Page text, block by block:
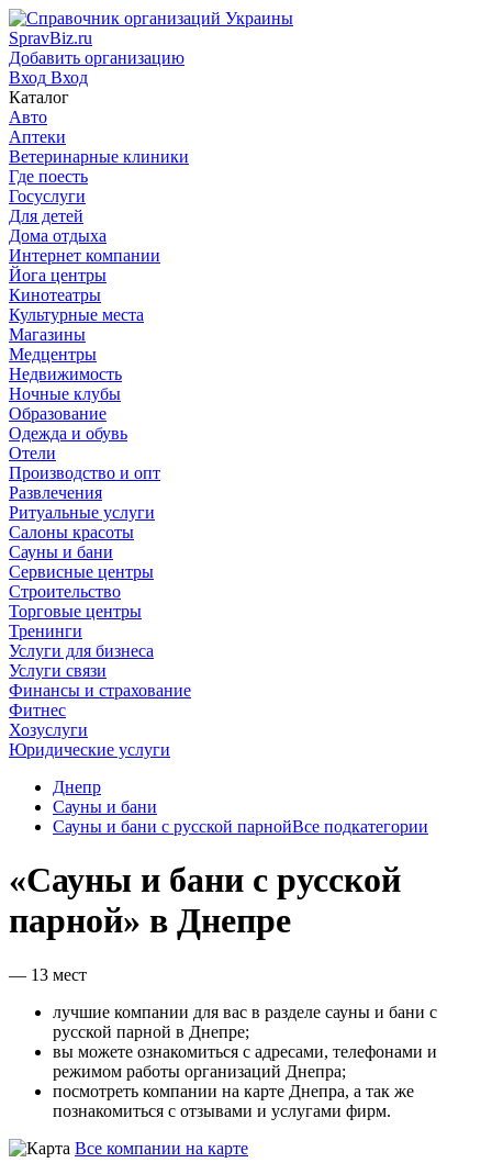
SpravBiz.ru
Добавить организацию
Вход Вход
Каталог
Авто
Аптеки
Ветеринарные клиники
Где поесть
Госуслуги
Для детей
Дома отдыха
Интернет компании
Йога центры
Кинотеатры
Культурные места
Магазины
Медцентры
Недвижимость
Ночные клубы
Образование
Одежда и обувь
Отели
Производство и опт
Развлечения
Ритуальные услуги
Салоны красоты
Сауны и бани
Сервисные центры
Строительство
Торговые центры
Тренинги
Услуги для бизнеса
Услуги связи
Финансы и страхование
Фитнес
Хозуслуги
Юридические услуги
Днепр
Сауны и бани
Сауны и бани с русской парнойВсе подкатегории
«Сауны и бани с русской
парной» в Днепре
— 13 мест
лучшие компании для вас в разделе сауны и бани с
русской парной в Днепре;
вы можете ознакомиться с адресами, телефонами и
режимом работы организаций Днепра;
посмотреть компании на карте Днепра, а так же
познакомиться с отзывами и услугами фирм.
Все компании на карте